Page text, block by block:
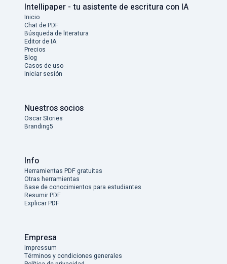
Intellipaper - tu asistente de escritura con IA
Inicio
Chat de PDF
Búsqueda de literatura
Editor de IA
Precios
Blog
Casos de uso
Iniciar sesión
Nuestros socios
Oscar Stories
Branding5
Info
Herramientas PDF gratuitas
Otras herramientas
Base de conocimientos para estudiantes
Resumir PDF
Explicar PDF
Empresa
Impressum
Términos y condiciones generales